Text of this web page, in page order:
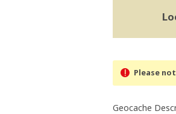
Please
Geocache